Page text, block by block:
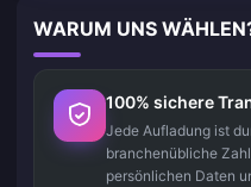
WARUM UNS
100% sichere
Jede Aufladung ist
branchenübliche
persönlichen Daten